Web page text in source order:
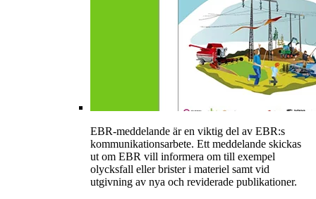
EBR-meddelande är en viktig del av EBR:s
kommunikationsarbete. Ett meddelande skickas
ut om EBR vill informera om till exempel
olycksfall eller brister i materiel samt vid
utgivning av nya och reviderade publikationer.